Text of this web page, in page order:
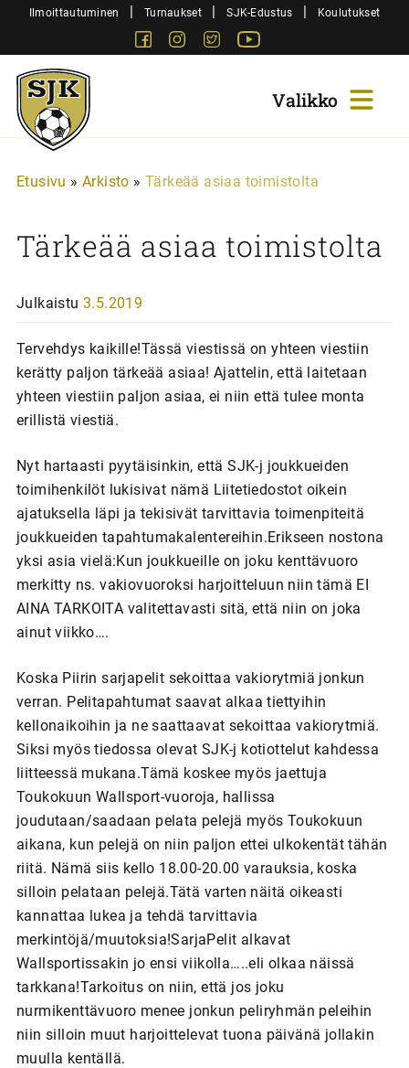
SiirryIlmoittautuminen | Turnaukset | SJK-Edustus | Koulutukset
FacebookInstagram
Twitter
Sjk-
Juniorit
Etusivu » Arkisto » Tärkeää asiaa toimistolta
Tärkeää asiaa toimistolta
Julkaistu 3.5.2019
Tervehdys kaikille!Tässä viestissä on yhteen viestiin
kerätty paljon tärkeää asiaa! Ajattelin, että laitetaan
yhteen viestiin paljon asiaa, ei niin että tulee monta
erillistä viestiä.
Nyt hartaasti pyytäisinkin, että SJK-j joukkueiden
toimihenkilöt lukisivat nämä Liitetiedostot oikein
ajatuksella läpi ja tekisivät tarvittavia toimenpiteitä
joukkueiden tapahtumakalentereihin.Erikseen nostona
yksi asia vielä:Kun joukkueille on joku kenttävuoro
merkitty ns. vakiovuoroksi harjoitteluun niin tämä EI
AINA TARKOITA valitettavasti sitä, että niin on joka
ainut viikko….
Koska Piirin sarjapelit sekoittaa vakiorytmiä jonkun
verran. Pelitapahtumat saavat alkaa tiettyihin
kellonaikoihin ja ne saattaavat sekoittaa vakiorytmiä.
Siksi myös tiedossa olevat SJK-j kotiottelut kahdessa
liitteessä mukana.Tämä koskee myös jaettuja
Toukokuun Wallsport-vuoroja, hallissa
joudutaan/saadaan pelata pelejä myös Toukokuun
aikana, kun pelejä on niin paljon ettei ulkokentät tähän
riitä. Nämä siis kello 18.00-20.00 varauksia, koska
silloin pelataan pelejä.Tätä varten näitä oikeasti
kannattaa lukea ja tehdä tarvittavia
merkintöjä/muutoksia!SarjaPelit alkavat
Wallsportissakin jo ensi viikolla…..eli olkaa näissä
tarkkana!Tarkoitus on niin, että jos joku
nurmikenttävuoro menee jonkun peliryhmän peleihin
niin silloin muut harjoittelevat tuona päivänä jollakin
muulla kentällä.